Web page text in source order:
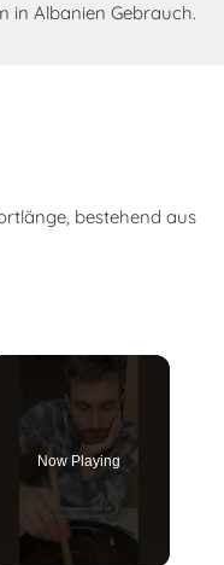
in Albanien Gebrauch.
bestehend aus
Now Playing